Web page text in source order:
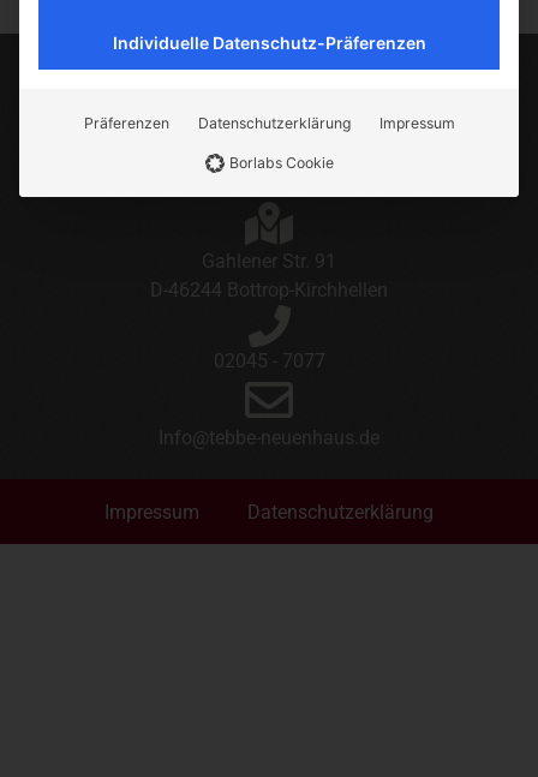
Tebbe-Neuenhaus – Qualität seit 1924.
Quarzkies Strahlmittel
zuverlässig, nachhaltig, vielseitig.
Gahlener Str. 91
D-46244 Bottrop-Kirchhellen
02045 - 7077
Info@tebbe-neuenhaus.de
Impressum Datenschutzerklärung
externen Medien akzeptiert werden, bedarf der Zugriff auf
diese Inhalte keiner manuellen Einwilligung mehr.
Individuelle Datenschutz-Präferenzen
Präferenzen Datenschutzerklärung Impressum
Borlabs Cookie